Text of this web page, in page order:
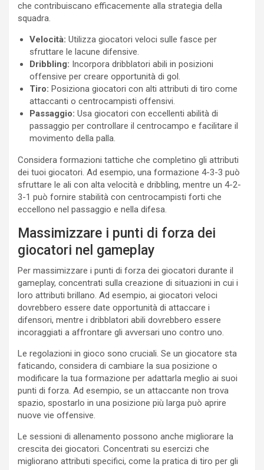
che contribuiscano efficacemente alla strategia della
squadra.
Velocità: Utilizza giocatori veloci sulle fasce per
sfruttare le lacune difensive.
Dribbling: Incorpora dribblatori abili in posizioni
offensive per creare opportunità di gol.
Tiro: Posiziona giocatori con alti attributi di tiro come
attaccanti o centrocampisti offensivi.
Passaggio: Usa giocatori con eccellenti abilità di
passaggio per controllare il centrocampo e facilitare il
movimento della palla.
Considera formazioni tattiche che completino gli attributi
dei tuoi giocatori. Ad esempio, una formazione 4-3-3 può
sfruttare le ali con alta velocità e dribbling, mentre un 4-2-
3-1 può fornire stabilità con centrocampisti forti che
eccellono nel passaggio e nella difesa.
Massimizzare i punti di forza dei
giocatori nel gameplay
Per massimizzare i punti di forza dei giocatori durante il
gameplay, concentrati sulla creazione di situazioni in cui i
loro attributi brillano. Ad esempio, ai giocatori veloci
dovrebbero essere date opportunità di attaccare i
difensori, mentre i dribblatori abili dovrebbero essere
incoraggiati a affrontare gli avversari uno contro uno.
Le regolazioni in gioco sono cruciali. Se un giocatore sta
faticando, considera di cambiare la sua posizione o
modificare la tua formazione per adattarla meglio ai suoi
punti di forza. Ad esempio, se un attaccante non trova
spazio, spostarlo in una posizione più larga può aprire
nuove vie offensive.
Le sessioni di allenamento possono anche migliorare la
crescita dei giocatori. Concentrati su esercizi che
migliorano attributi specifici, come la pratica di tiro per gli